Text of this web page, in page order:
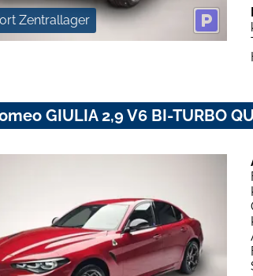
Zentrallager
GIULIA 2,9 V6 BI-TURBO